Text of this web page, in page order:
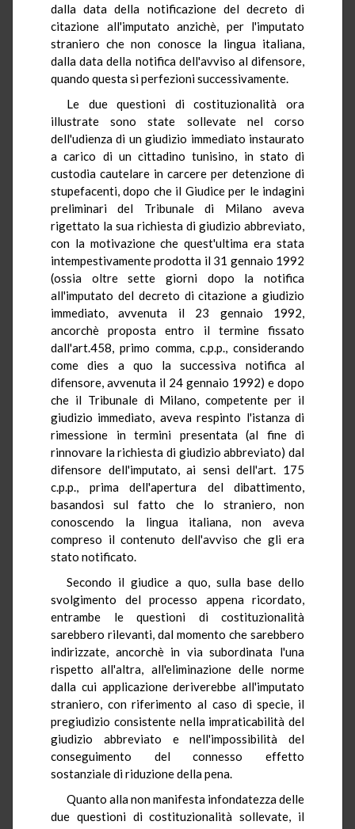
dalla data della notificazione del decreto di
citazione all'imputato anzichè, per l'imputato
straniero che non conosce la lingua italiana,
dalla data della notifica dell'avviso al difensore,
quando questa si perfezioni successivamente.
Le due questioni di costituzionalità ora
illustrate sono state sollevate nel corso
dell'udienza di un giudizio immediato instaurato
a carico di un cittadino tunisino, in stato di
custodia cautelare in carcere per detenzione di
stupefacenti, dopo che il Giudice per le indagini
preliminari del Tribunale di Milano aveva
rigettato la sua richiesta di giudizio abbreviato,
con la motivazione che quest'ultima era stata
intempestivamente prodotta il 31 gennaio 1992
(ossia oltre sette giorni dopo la notifica
all'imputato del decreto di citazione a giudizio
immediato, avvenuta il 23 gennaio 1992,
ancorchè proposta entro il termine fissato
dall'art.458, primo comma, c.p.p., considerando
come dies a quo la successiva notifica al
difensore, avvenuta il 24 gennaio 1992) e dopo
che il Tribunale di Milano, competente per il
giudizio immediato, aveva respinto l'istanza di
rimessione in termini presentata (al fine di
rinnovare la richiesta di giudizio abbreviato) dal
difensore dell'imputato, ai sensi dell'art. 175
c.p.p., prima dell'apertura del dibattimento,
basandosi sul fatto che lo straniero, non
conoscendo la lingua italiana, non aveva
compreso il contenuto dell'avviso che gli era
stato notificato.
Secondo il giudice a quo, sulla base dello
svolgimento del processo appena ricordato,
entrambe le questioni di costituzionalità
sarebbero rilevanti, dal momento che sarebbero
indirizzate, ancorchè in via subordinata l'una
rispetto all'altra, all'eliminazione delle norme
dalla cui applicazione deriverebbe all'imputato
straniero, con riferimento al caso di specie, il
pregiudizio consistente nella impraticabilità del
giudizio abbreviato e nell'impossibilità del
conseguimento del connesso effetto
sostanziale di riduzione della pena.
Quanto alla non manifesta infondatezza delle
due questioni di costituzionalità sollevate, il